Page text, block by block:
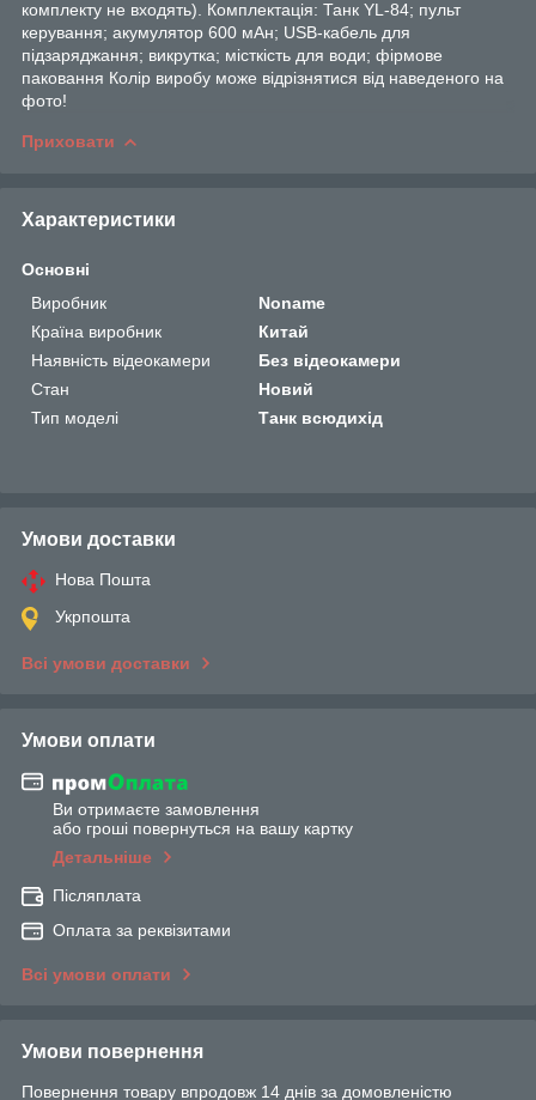
комплекту не входять). Комплектація: Танк YL-84; пульт
керування; акумулятор 600 мАн; USB-кабель для
підзаряджання; викрутка; місткість для води; фірмове
паковання Колір виробу може відрізнятися від наведеного на
фото!
Приховати
Характеристики
Основні
Виробник
Noname
Країна виробник
Китай
Наявність відеокамери
Без відеокамери
Стан
Новий
Тип моделі
Танк всюдихід
Умови доставки
Нова Пошта
Укрпошта
Всі умови доставки
Умови оплати
Ви отримаєте замовлення
або гроші повернуться на вашу картку
Детальніше
Післяплата
Оплата за реквізитами
Всі умови оплати
Умови повернення
Повернення товару впродовж 14 днів за домовленістю